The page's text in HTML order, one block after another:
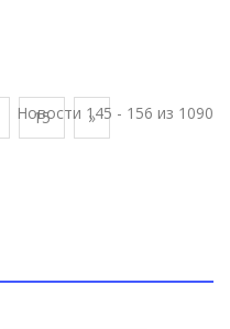
15 »
Новости 145 - 156 из 1090